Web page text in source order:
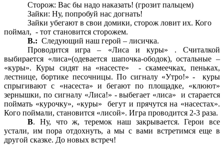
Сторож: Вас бы надо наказать! (грозит пальцем)
Зайки: Ну, попробуй нас догнать!
Зайки убегают в свои домики, сторож ловит их. Кого
поймал, - тот становится сторожем.
В.: Следующий наш герой – лисичка.
Проводится игра – «Лиса и куры» . Считалкой
выбирается «лиса»(одевается шапочка-ободок), остальные –
«куры». Куры сидят на «насесте» - скамеечках, пеньках,
лестнице, бортике песочницы. По сигналу «Утро!» - куры
спрыгивают с «насеста» и бегают по площадке, «клюют»
зернышки, по сигналу «Лиса!» - выбегает «лиса» и старается
поймать «курочку», «куры» бегут и прячутся на «насестах».
Кого поймали, становится «лисой». Игра проводится 2-3 раза.
В. Ну, что ж, теремок наш закрывается. Герои все
устали, им пора отдохнуть, а мы с вами встретимся еще в
другой сказке. До новых встреч!